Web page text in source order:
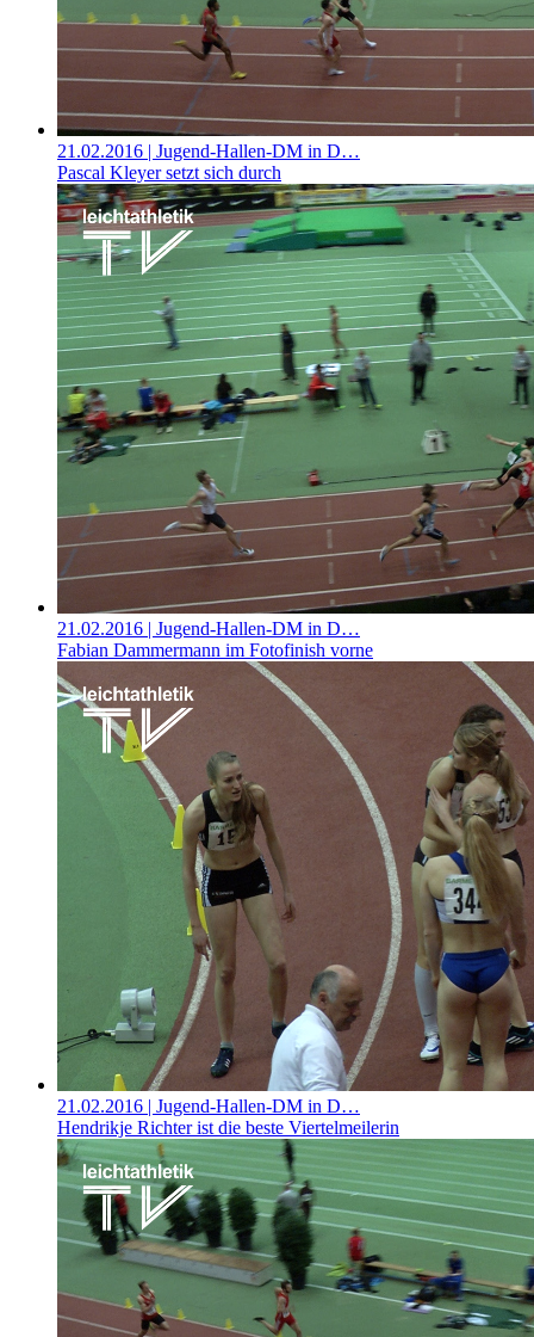
21.02.2016 | Jugend-Hallen-DM in D…
Pascal Kleyer setzt sich durch
21.02.2016 | Jugend-Hallen-DM in D…
Fabian Dammermann im Fotofinish vorne
21.02.2016 | Jugend-Hallen-DM in D…
Hendrikje Richter ist die beste Viertelmeilerin